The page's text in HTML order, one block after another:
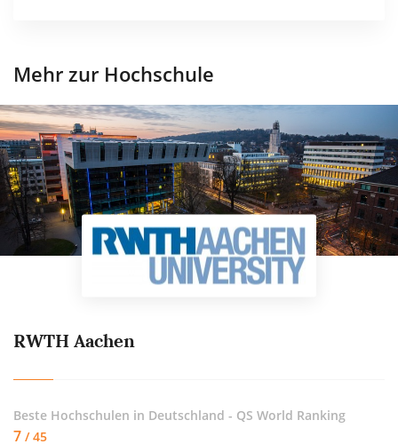
Mehr zur Hochschule
RWTH Aachen
Beste Hochschulen in Deutschland - QS World Ranking
7 / 45